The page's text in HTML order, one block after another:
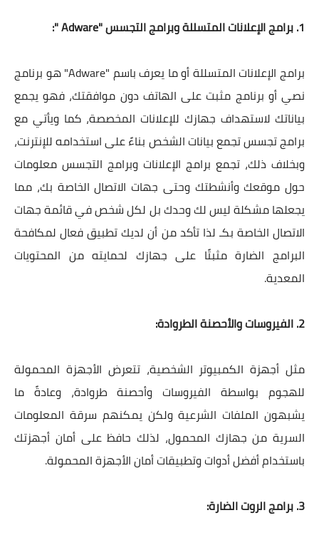
1. برامج الإعلانات المتسللة وبرامج التجسس "Adware ":
برامج الإعلانات المتسللة أو ما يعرف باسم "Adware" هو برنامج
نصي أو برنامج مثبت على الهاتف دون موافقتك، فهو يجمع
بياناتك لاستهداف جهازك للإعلانات المخصصة، كما ويأتي مع
برامج تجسس تجمع بيانات الشخص بناءً على استخدامه للإنترنت،
وبخلاف ذلك، تجمع برامج الإعلانات وبرامج التجسس معلومات
حول موقعك وأنشطتك وحتى جهات الاتصال الخاصة بك، مما
يجعلها مشكلة ليس لك وحدك بل لكل شخص في قائمة جهات
الاتصال الخاصة بكـ لذا تأكد من أن لديك تطبيق فعال لمكافحة
البرامج الضارة مثبتًا على جهازك لحمايته من المحتويات
المعدية.
2. الفيروسات والأحصنة الطروادة:
مثل أجهزة الكمبيوتر الشخصية، تتعرض الأجهزة المحمولة
للهجوم بواسطة الفيروسات وأحصنة طروادة، وعادةً ما
يشبهون الملفات الشرعية ولكن يمكنهم سرقة المعلومات
السرية من جهازك المحمول، لذلك حافظ على أمان أجهزتك
باستخدام أفضل أدوات وتطبيقات أمان الأجهزة المحمولة.
3. برامج الروت الضارة: